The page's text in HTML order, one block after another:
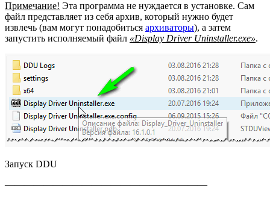
Примечание! Эта программа не нуждается в установке. Сам
файл представляет из себя архив, который нужно будет
извлечь (вам могут понадобиться архиваторы), а затем
запустить исполняемый файл «Display Driver Uninstaller.exe».
Запуск DDU
—————————————————————